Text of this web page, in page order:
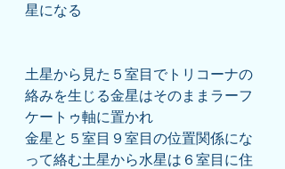
星になる
土星から見た５室目でトリコーナの
絡みを生じる金星はそのままラーフ
ケートゥ軸に置かれ
金星と５室目９室目の位置関係にな
って絡む土星から水星は６室目に住